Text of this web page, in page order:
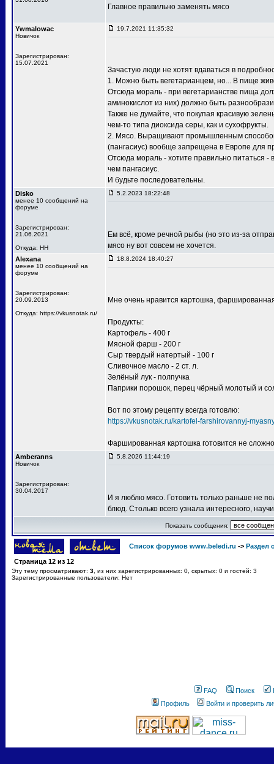
Главное правильно заменять мясо
Ywmalowac
Новичок
Зарегистрирован:
15.07.2021
19.7.2021 11:35:32
Зачастую люди не хотят вдаваться в
1. Можно быть вегетарианцем, но... В пище
Отсюда мораль - при вегетарианстве пища
аминокислот из них) должно быть
Также не думайте, что покупая красивую
чем-то типа диоксида серы, как и сухофрукты.
2. Мясо. Выращивают промышленным способом
(пангасиус) вообще запрещена в Европе для
Отсюда мораль - хотите правильно питаться
чем пангасиус.
И будьте последовательны.
Disko
менее 10 сообщений на
форуме
Зарегистрирован:
21.06.2021
Откуда: НН
5.2.2023 18:22:48
Ем всё, кроме речной рыбы (но это из-за
мясо ну вот совсем не хочется.
Alexana
менее 10 сообщений на
форуме
Зарегистрирован:
20.09.2013
Откуда: https://vkusnotak.ru/
18.8.2024 18:40:27
Мне очень нравится картошка,
Продукты:
Картофель - 400 г
Мясной фарш - 200 г
Сыр твердый натертый - 100 г
Сливочное масло - 2 ст. л.
Зелёный лук - полпучка
Паприки порошок, перец чёрный молотый и
Вот по этому рецепту всегда готовлю:
https://vkusnotak.ru/kartofel-farshirovannyj-
Фаршированная картошка готовится не
Amberanns
Новичок
Зарегистрирован:
30.04.2017
5.8.2026 11:44:19
И я люблю мясо. Готовить только раньше не
блюд. Столько всего узнала интересного,
Показать сообщения:
Список форумов www.beledi.ru -> Раздел
Страница 12 из 12
Эту тему просматривают: 3 , из них зарегистрированных: 0, скрытых: 0 и гостей: 3
Зарегистрированные пользователи: Нет
FAQ Поиск
Профиль
Войти и проверить